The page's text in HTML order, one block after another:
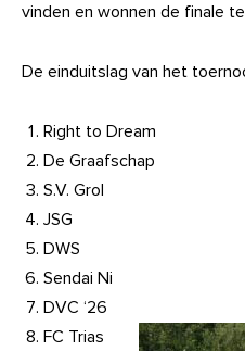
vinden en wonnen de finale
De einduitslag van het
Right to Dream
De Graafschap
S.V. Grol
JSG
DWS
Sendai Ni
DVC ‘26
FC Trias